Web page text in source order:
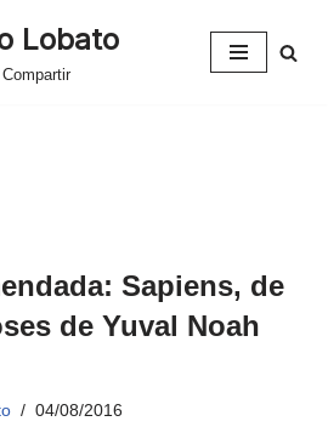
Lobato
Sapiens, de
de Yuval Noah
04/08/2016